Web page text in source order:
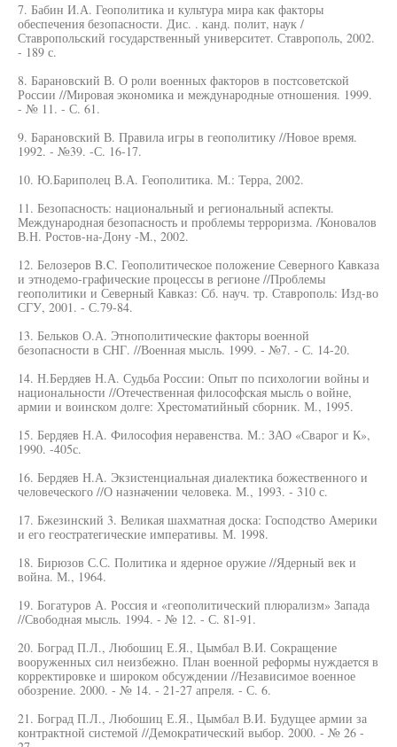
7. Бабин И.А. Геополитика и культура мира как факторы
обеспечения безопасности. Дис. . канд. полит, наук /
Ставропольский государственный университет. Ставрополь, 2002.
- 189 с.
8. Барановский В. О роли военных факторов в постсоветской
России //Мировая экономика и международные отношения. 1999.
- № 11. - С. 61.
9. Барановский В. Правила игры в геополитику //Новое время.
1992. - №39. -С. 16-17.
10. Ю.Бариполец В.А. Геополитика. М.: Терра, 2002.
11. Безопасность: национальный и региональный аспекты.
Международная безопасность и проблемы терроризма. /Коновалов
В.Н. Ростов-на-Дону -М., 2002.
12. Белозеров B.C. Геополитическое положение Северного Кавказа
и этнодемо-графические процессы в регионе //Проблемы
геополитики и Северный Кавказ: Сб. науч. тр. Ставрополь: Изд-во
СГУ, 2001. - С.79-84.
13. Бельков О.А. Этнополитические факторы военной
безопасности в СНГ. //Военная мысль. 1999. - №7. - С. 14-20.
14. Н.Бердяев Н.А. Судьба России: Опыт по психологии войны и
национальности //Отечественная философская мысль о войне,
армии и воинском долге: Хрестоматийный сборник. М., 1995.
15. Бердяев Н.А. Философия неравенства. М.: ЗАО «Сварог и К»,
1990. -405с.
16. Бердяев Н.А. Экзистенциальная диалектика божественного и
человеческого //О назначении человека. М., 1993. - 310 с.
17. Бжезинский 3. Великая шахматная доска: Господство Америки
и его геостратегические императивы. М. 1998.
18. Бирюзов С.С. Политика и ядерное оружие //Ядерный век и
война. М., 1964.
19. Богатуров А. Россия и «геополитический плюрализм» Запада
//Свободная мысль. 1994. - № 12. - С. 81-91.
20. Боград П.Л., Любошиц Е.Я., Цымбал В.И. Сокращение
вооруженных сил неизбежно. План военной реформы нуждается в
корректировке и широком обсуждении //Независимое военное
обозрение. 2000. - № 14. - 21-27 апреля. - С. 6.
21. Боград П.Л., Любошиц Е.Я., Цымбал В.И. Будущее армии за
контрактной системой //Демократический выбор. 2000. - № 26 -